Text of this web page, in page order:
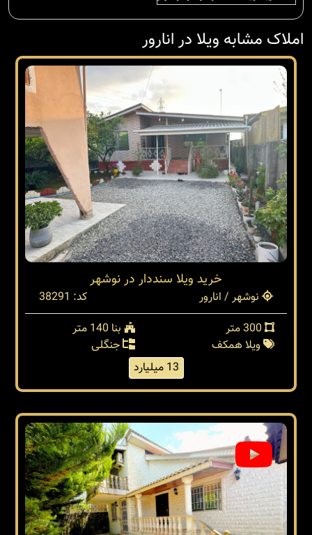
املاک مشابه ویلا در انارور
خرید ویلا سنددار در نوشهر
نوشهر / انارور
کد: 38291
بنا 140 متر
ویلا همکف
جنگلی
13 میلیارد